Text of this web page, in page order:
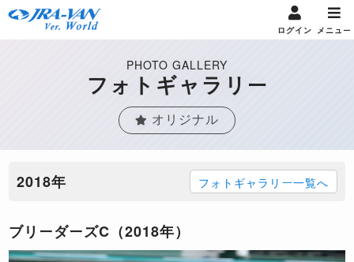
ログイン メニュー
PHOTO GALLERY
フォトギャラリー
オリジナル
2018年 フォトギャラリー一覧へ
ブリーダーズC（2018年）